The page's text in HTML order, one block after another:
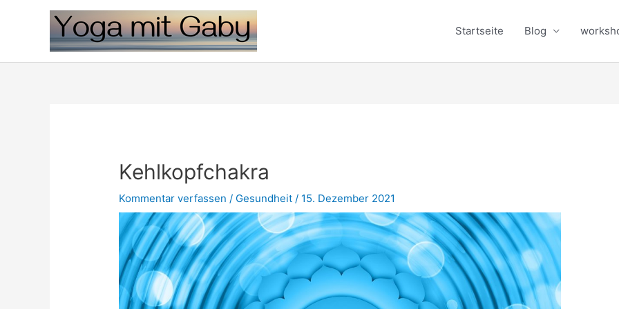
Startseite Blog
Kehlkopfchakra
Kommentar verfassen / Gesundheit / 15. Dezember 2021